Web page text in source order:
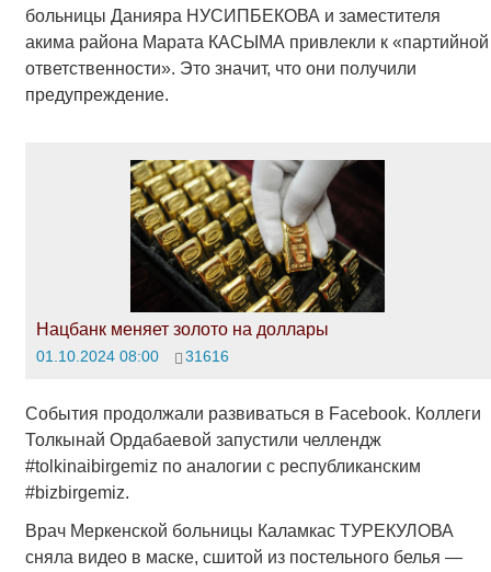
больницы Данияра НУСИПБЕКОВА и заместителя
акима района Марата КАСЫМА привлекли к «партийной
ответственности». Это значит, что они получили
предупреждение.
Нацбанк меняет золото на доллары
01.10.2024 08:00 31616
События продолжали развиваться в Facebook. Коллеги
Толкынай Ордабаевой запустили челлендж
#tolkinaibirgemiz по аналогии с республиканским
#bizbirgemiz.
Врач Меркенской больницы Каламкас ТУРЕКУЛОВА
сняла видео в маске, сшитой из постельного белья —